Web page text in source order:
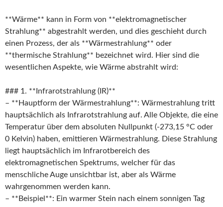
**Wärme** kann in Form von **elektromagnetischer
Strahlung** abgestrahlt werden, und dies geschieht durch
einen Prozess, der als **Wärmestrahlung** oder
**thermische Strahlung** bezeichnet wird. Hier sind die
wesentlichen Aspekte, wie Wärme abstrahlt wird:
### 1. **Infrarotstrahlung (IR)**
– **Hauptform der Wärmestrahlung**: Wärmestrahlung tritt
hauptsächlich als Infrarotstrahlung auf. Alle Objekte, die eine
Temperatur über dem absoluten Nullpunkt (-273,15 °C oder
0 Kelvin) haben, emittieren Wärmestrahlung. Diese Strahlung
liegt hauptsächlich im Infrarotbereich des
elektromagnetischen Spektrums, welcher für das
menschliche Auge unsichtbar ist, aber als Wärme
wahrgenommen werden kann.
– **Beispiel**: Ein warmer Stein nach einem sonnigen Tag